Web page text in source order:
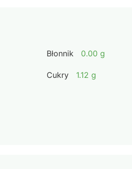
Błonnik 0.00 g
Cukry 1.12 g